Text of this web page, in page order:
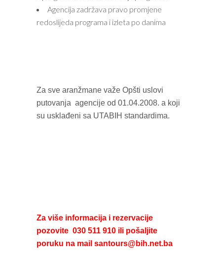
Agencija zadržava pravo promjene
redoslijeda programa i izleta po danima
Za sve aranžmane važe Opšti uslovi
putovanja agencije od 01.04.2008. a koji
su usklađeni sa UTABIH standardima.
Za više informacija i rezervacije
pozovite 030 511 910 ili pošaljite
poruku na mail santours@bih.net.ba